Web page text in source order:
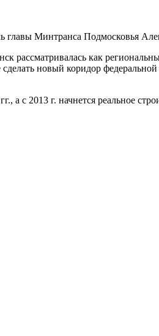
Минтранса Подмосковья
рассматривалась как
новый коридор
а с 2013 г. начнется реальное